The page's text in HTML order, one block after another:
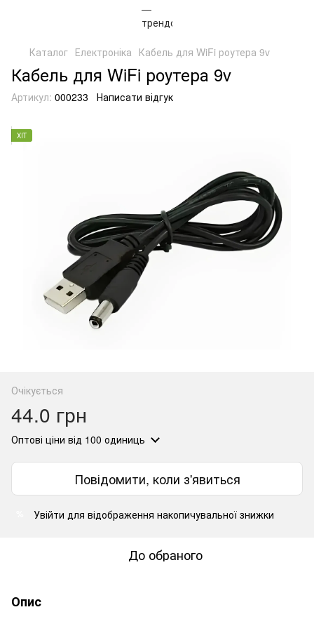
Каталог Електроніка Кабель для WiFi роутера 9v
Кабель для WiFi роутера 9v
Артикул: 000233 Написати відгук
ХІТ
Очікується
44.0 грн
Оптові ціни від 100 одиниць
Повідомити, коли з'явиться
Увійти для відображення накопичувальної знижки
До обраного
Опис